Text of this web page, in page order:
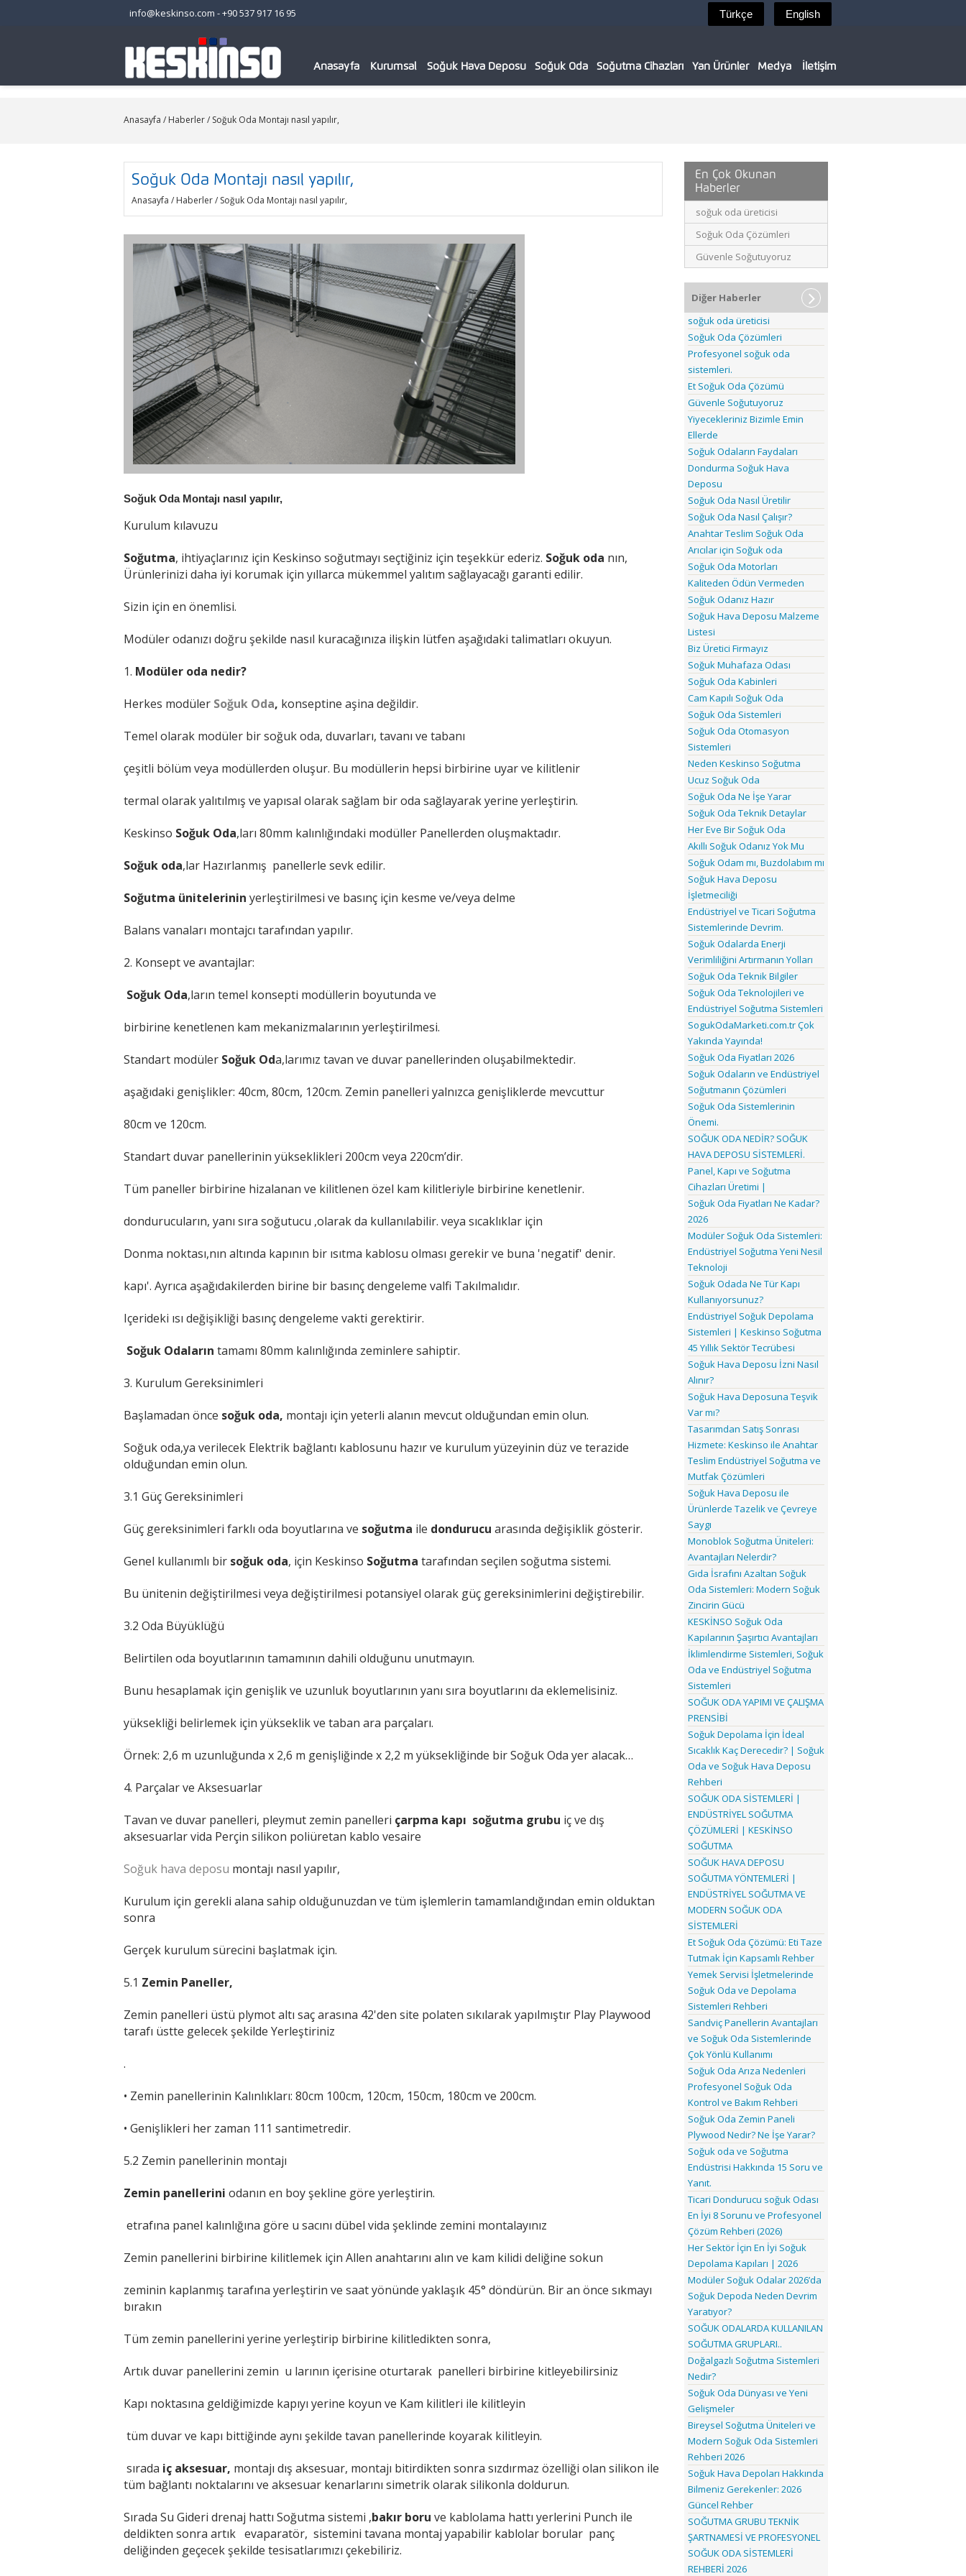
info@keskinso.com -+90 537 917 16 95
Anasayfa Kurumsal Soğuk Hava Deposu Soğuk Oda Soğutma Cihazları Yan Ürünler Medya İletişim
Anasayfa / Haberler/ Soğuk Oda Montajı nasıl yapılır,
Soğuk Oda Montajı nasıl yapılır,
Anasayfa / Haberler/ Soğuk Oda Montajı nasıl yapılır,
Soğuk Oda Montajı nasıl yapılır,
Kurulum kılavuzu
Soğutma, ihtiyaçlarınız için Keskinso soğutmayı seçtiğiniz için teşekkür ederiz. Soğuk oda nın,
Ürünlerinizi daha iyi korumak için yıllarca mükemmel yalıtım sağlayacağı garanti edilir.
Sizin için en önemlisi.
Modüler odanızı doğru şekilde nasıl kuracağınıza ilişkin lütfen aşağıdaki talimatları okuyun.
1. Modüler oda nedir?
Herkes modüler Soğuk Oda, konseptine aşina değildir.
Temel olarak modüler bir soğuk oda, duvarları, tavanı ve tabanı
çeşitli bölüm veya modüllerden oluşur. Bu modüllerin hepsi birbirine uyar ve kilitlenir
termal olarak yalıtılmış ve yapısal olarak sağlam bir oda sağlayarak yerine yerleştirin.
Keskinso Soğuk Oda,ları 80mm kalınlığındaki modüller Panellerden oluşmaktadır.
Soğuk oda,lar Hazırlanmış panellerle sevk edilir.
Soğutma ünitelerinin yerleştirilmesi ve basınç için kesme ve/veya delme
Balans vanaları montajcı tarafından yapılır.
2. Konsept ve avantajlar:
Soğuk Oda,ların temel konsepti modüllerin boyutunda ve
birbirine kenetlenen kam mekanizmalarının yerleştirilmesi.
Standart modüler Soğuk Oda,larımız tavan ve duvar panellerinden oluşabilmektedir.
aşağıdaki genişlikler: 40cm, 80cm, 120cm. Zemin panelleri yalnızca genişliklerde mevcuttur
80cm ve 120cm.
Standart duvar panellerinin yükseklikleri 200cm veya 220cm’dir.
Tüm paneller birbirine hizalanan ve kilitlenen özel kam kilitleriyle birbirine kenetlenir.
dondurucuların, yanı sıra soğutucu ,olarak da kullanılabilir. veya sıcaklıklar için
Donma noktası,nın altında kapının bir ısıtma kablosu olması gerekir ve buna 'negatif' denir.
kapı'. Ayrıca aşağıdakilerden birine bir basınç dengeleme valfi Takılmalıdır.
Içerideki ısı değişikliği basınç dengeleme vakti gerektirir.
Soğuk Odaların tamamı 80mm kalınlığında zeminlere sahiptir.
3. Kurulum Gereksinimleri
Başlamadan önce soğuk oda, montajı için yeterli alanın mevcut olduğundan emin olun.
Soğuk oda,ya verilecek Elektrik bağlantı kablosunu hazır ve kurulum yüzeyinin düz ve terazide
olduğundan emin olun.
3.1 Güç Gereksinimleri
Güç gereksinimleri farklı oda boyutlarına ve soğutma ile dondurucu arasında değişiklik gösterir.
Genel kullanımlı bir soğuk oda, için Keskinso Soğutma tarafından seçilen soğutma sistemi.
Bu ünitenin değiştirilmesi veya değiştirilmesi potansiyel olarak güç gereksinimlerini değiştirebilir.
3.2 Oda Büyüklüğü
Belirtilen oda boyutlarının tamamının dahili olduğunu unutmayın.
Bunu hesaplamak için genişlik ve uzunluk boyutlarının yanı sıra boyutlarını da eklemelisiniz.
yüksekliği belirlemek için yükseklik ve taban ara parçaları.
Örnek: 2,6 m uzunluğunda x 2,6 m genişliğinde x 2,2 m yüksekliğinde bir Soğuk Oda yer alacak…
4. Parçalar ve Aksesuarlar
Tavan ve duvar panelleri, pleymut zemin panelleri çarpma kapı soğutma grubu iç ve dış
aksesuarlar vida Perçin silikon poliüretan kablo vesaire
Soğuk hava deposu montajı nasıl yapılır,
Kurulum için gerekli alana sahip olduğunuzdan ve tüm işlemlerin tamamlandığından emin olduktan
sonra
Gerçek kurulum sürecini başlatmak için.
5.1 Zemin Paneller,
Zemin panelleri üstü plymot altı saç arasına 42'den site polaten sıkılarak yapılmıştır Play Playwood
tarafı üstte gelecek şekilde Yerleştiriniz
.
• Zemin panellerinin Kalınlıkları: 80cm 100cm, 120cm, 150cm, 180cm ve 200cm.
• Genişlikleri her zaman 111 santimetredir.
5.2 Zemin panellerinin montajı
Zemin panellerini odanın en boy şekline göre yerleştirin.
etrafına panel kalınlığına göre u sacını dübel vida şeklinde zemini montalayınız
Zemin panellerini birbirine kilitlemek için Allen anahtarını alın ve kam kilidi deliğine sokun
zeminin kaplanmış tarafına yerleştirin ve saat yönünde yaklaşık 45° döndürün. Bir an önce sıkmayı
bırakın
Tüm zemin panellerini yerine yerleştirip birbirine kilitledikten sonra,
Artık duvar panellerini zemin u larının içerisine oturtarak panelleri birbirine kitleyebilirsiniz
Kapı noktasına geldiğimizde kapıyı yerine koyun ve Kam kilitleri ile kilitleyin
tüm duvar ve kapı bittiğinde aynı şekilde tavan panellerinde koyarak kilitleyin.
sırada iç aksesuar, montajı dış aksesuar, montajı bitirdikten sonra sızdırmaz özelliği olan silikon ile
tüm bağlantı noktalarını ve aksesuar kenarlarını simetrik olarak silikonla doldurun.
Sırada Su Gideri drenaj hattı Soğutma sistemi ,bakır boru ve kablolama hattı yerlerini Punch ile
deldikten sonra artık evaparatör, sistemini tavana montaj yapabilir kablolar borular panç
deliğinden geçecek şekilde tesisatlarımızı çekebiliriz.
En Çok Okunan
Haberler
soğuk oda üreticisi
Soğuk Oda Çözümleri
Güvenle Soğutuyoruz
Diğer Haberler
soğuk oda üreticisi
Soğuk Oda Çözümleri
Profesyonel soğuk oda
sistemleri.
Et Soğuk Oda Çözümü
Güvenle Soğutuyoruz
Yiyecekleriniz Bizimle Emin
Ellerde
Soğuk Odaların Faydaları
Dondurma Soğuk Hava
Deposu
Soğuk Oda Nasıl Üretilir
Soğuk Oda Nasıl Çalışır?
Anahtar Teslim Soğuk Oda
Arıcılar için Soğuk oda
Soğuk Oda Motorları
Kaliteden Ödün Vermeden
Soğuk Odanız Hazır
Soğuk Hava Deposu Malzeme
Listesi
Biz Üretici Firmayız
Soğuk Muhafaza Odası
Soğuk Oda Kabinleri
Cam Kapılı Soğuk Oda
Soğuk Oda Sistemleri
Soğuk Oda Otomasyon
Sistemleri
Neden Keskinso Soğutma
Ucuz Soğuk Oda
Soğuk Oda Ne İşe Yarar
Soğuk Oda Teknik Detaylar
Her Eve Bir Soğuk Oda
Akıllı Soğuk Odanız Yok Mu
Soğuk Odam mı, Buzdolabım mı
Soğuk Hava Deposu
İşletmeciliği
Endüstriyel ve Ticari Soğutma
Sistemlerinde Devrim.
Soğuk Odalarda Enerji
Verimliliğini Artırmanın Yolları
Soğuk Oda Teknik Bilgiler
Soğuk Oda Teknolojileri ve
Endüstriyel Soğutma Sistemleri
SogukOdaMarketi.com.tr Çok
Yakında Yayında!
Soğuk Oda Fiyatları 2026
Soğuk Odaların ve Endüstriyel
Soğutmanın Çözümleri
Soğuk Oda Sistemlerinin
Önemi.
SOĞUK ODA NEDİR? SOĞUK
HAVA DEPOSU SİSTEMLERİ.
Panel, Kapı ve Soğutma
Cihazları Üretimi |
Soğuk Oda Fiyatları Ne Kadar?
2026
Modüler Soğuk Oda Sistemleri:
Endüstriyel Soğutma Yeni Nesil
Teknoloji
Soğuk Odada Ne Tür Kapı
Kullanıyorsunuz?
Endüstriyel Soğuk Depolama
Sistemleri | Keskinso Soğutma
45 Yıllık Sektör Tecrübesi
Soğuk Hava Deposu İzni Nasıl
Alınır?
Soğuk Hava Deposuna Teşvik
Var mı?
Tasarımdan Satış Sonrası
Hizmete: Keskinso ile Anahtar
Teslim Endüstriyel Soğutma ve
Mutfak Çözümleri
Soğuk Hava Deposu ile
Ürünlerde Tazelik ve Çevreye
Saygı
Monoblok Soğutma Üniteleri:
Avantajları Nelerdir?
Gıda İsrafını Azaltan Soğuk
Oda Sistemleri: Modern Soğuk
Zincirin Gücü
KESKİNSO Soğuk Oda
Kapılarının Şaşırtıcı Avantajları
İklimlendirme Sistemleri, Soğuk
Oda ve Endüstriyel Soğutma
Sistemleri
SOĞUK ODA YAPIMI VE ÇALIŞMA
PRENSİBİ
Soğuk Depolama İçin İdeal
Sıcaklık Kaç Derecedir? | Soğuk
Oda ve Soğuk Hava Deposu
Rehberi
SOĞUK ODA SİSTEMLERİ |
ENDÜSTRİYEL SOĞUTMA
ÇÖZÜMLERİ | KESKİNSO
SOĞUTMA
SOĞUK HAVA DEPOSU
SOĞUTMA YÖNTEMLERİ |
ENDÜSTRİYEL SOĞUTMA VE
MODERN SOĞUK ODA
SİSTEMLERİ
Et Soğuk Oda Çözümü: Eti Taze
Tutmak İçin Kapsamlı Rehber
Yemek Servisi İşletmelerinde
Soğuk Oda ve Depolama
Sistemleri Rehberi
Sandviç Panellerin Avantajları
ve Soğuk Oda Sistemlerinde
Çok Yönlü Kullanımı
Soğuk Oda Arıza Nedenleri
Profesyonel Soğuk Oda
Kontrol ve Bakım Rehberi
Soğuk Oda Zemin Paneli
Plywood Nedir? Ne İşe Yarar?
Soğuk oda ve Soğutma
Endüstrisi Hakkında 15 Soru ve
Yanıt.
Ticari Dondurucu soğuk Odası
En İyi 8 Sorunu ve Profesyonel
Çözüm Rehberi (2026)
Her Sektör İçin En İyi Soğuk
Depolama Kapıları | 2026
Modüler Soğuk Odalar 2026’da
Soğuk Depoda Neden Devrim
Yaratıyor?
SOĞUK ODALARDA KULLANILAN
SOĞUTMA GRUPLARI..
Doğalgazlı Soğutma Sistemleri
Nedir?
Soğuk Oda Dünyası ve Yeni
Gelişmeler
Bireysel Soğutma Üniteleri ve
Modern Soğuk Oda Sistemleri
Rehberi 2026
Soğuk Hava Depoları Hakkında
Bilmeniz Gerekenler: 2026
Güncel Rehber
SOĞUTMA GRUBU TEKNİK
ŞARTNAMESİ VE PROFESYONEL
SOĞUK ODA SİSTEMLERİ
REHBERİ 2026